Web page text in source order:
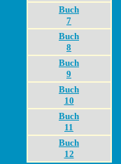
Buch
7
Buch
8
Buch
9
Buch
10
Buch
11
Buch
12